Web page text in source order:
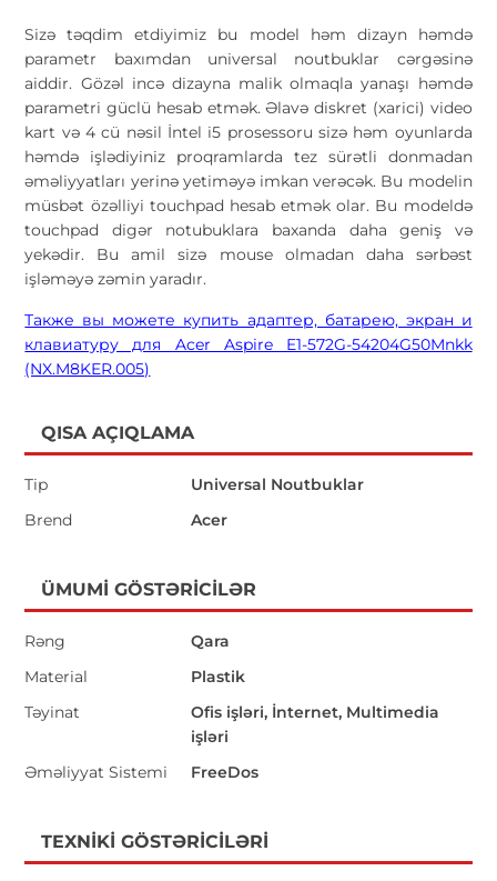
Sizə təqdim etdiyimiz bu model həm dizayn həmdə
parametr baxımdan universal noutbuklar cərgəsinə
aiddir. Gözəl incə dizayna malik olmaqla yanaşı həmdə
parametri güclü hesab etmək. Əlavə diskret (xarici) video
kart və 4 cü nəsil İntel i5 prosessoru sizə həm oyunlarda
həmdə işlədiyiniz proqramlarda tez sürətli donmadan
əməliyyatları yerinə yetiməyə imkan verəcək. Bu modelin
müsbət özəlliyi touchpad hesab etmək olar. Bu modeldə
touchpad digər notubuklara baxanda daha geniş və
yekədir. Bu amil sizə mouse olmadan daha sərbəst
işləməyə zəmin yaradır.
Также вы можете купить адаптер, батарею, экран и
клавиатуру для Acer Aspire E1-572G-54204G50Mnkk
(NX.M8KER.005)
QISA AÇIQLAMA
Tip
Universal Noutbuklar
Brend
Acer
ÜMUMI GÖSTƏRICILƏR
Rəng
Qara
Material
Plastik
Təyinat
Ofis işləri, İnternet, Multimedia
işləri
Əməliyyat Sistemi
FreeDos
TEXNIKI GÖSTƏRICILƏRI